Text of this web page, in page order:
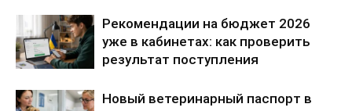
Рекомендации на бюджет 2026
уже в кабинетах: как проверить
результат поступления
Новый ветеринарный паспорт в